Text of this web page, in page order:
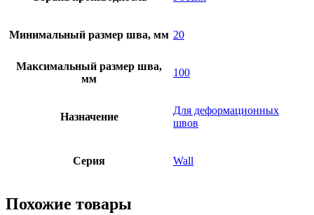
Минимальный размер шва, мм 20
Максимальный размер шва,
мм
100
Назначение
Для деформационных
швов
Серия Wall
Похожие товары